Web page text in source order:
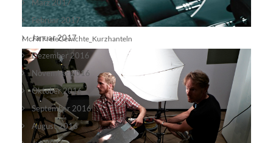
McFit FreieGewichte_Kurzhanteln
März 2017
Februar 2017
Januar 2017
Dezember 2016
November 2016
Oktober 2016
September 2016
August 2016